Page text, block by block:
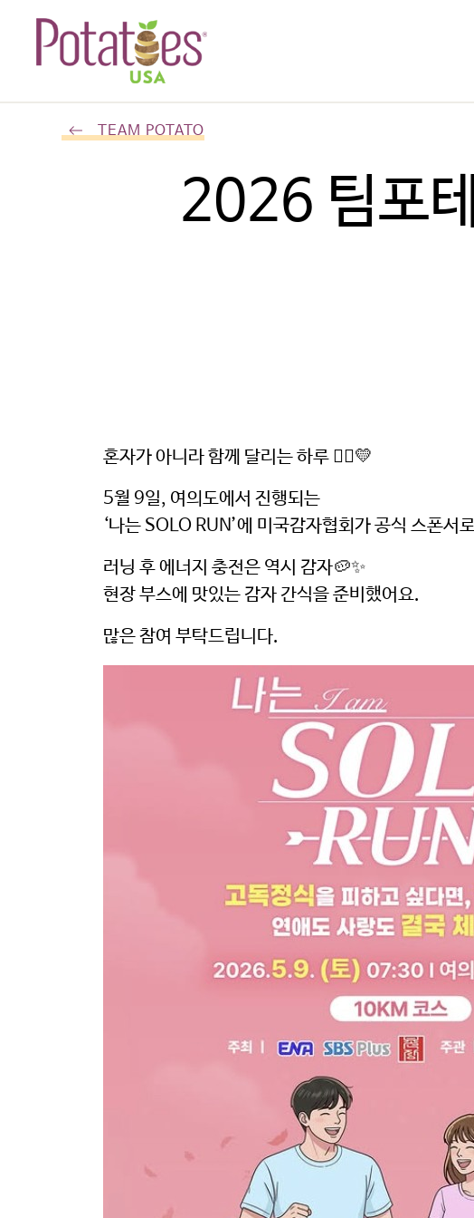
참고: 타사에서
한국지사 웹사
회사 또는 단체
계속하려면 ‘확
TEAM POTATO
2026 팀포
혼자가 아니라 함께 달리는 하루 🏃‍♀️💛
5월 9일, 여의도에서 진행되는
‘나는 SOLO RUN’에 미국감자협회가 공식 스폰서
러닝 후 에너지 충전은 역시 감자🥔✨
현장 부스에 맛있는 감자 간식을 준비했어요.
많은 참여 부탁드립니다.